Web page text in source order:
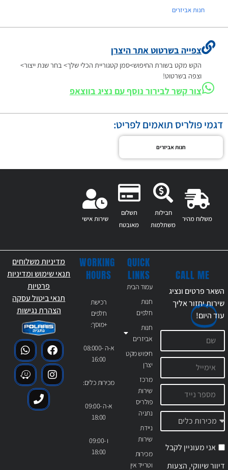
חנות אביזרים
צפייה בשרטוט אתר היצרן
הקש מקט בשורת החיפוש>סמן קטגוריית הכלי שלך> בחר שנת ייצור>
וצפה בשרטוט!
צור קשר לבירור נוסף עם נציג בווצאפ
דגמי פולריס תואמים לפריט:
חנות אביזרים
משלוח מהיר
חבילות
משתלמות
תשלום
מאובטח
שירות אישי
QUICK
LINKS
עמוד הבית
חנות
חלפים
חנות
אביזרים
חיפוש מקט
יצרן
מרכז
שירות
פולריס
נתניה
ניידת
שירות
מכירות
וטרייד אין
WORKING
HOURS
רכישת
חלפים
+מוסך:
א-ה 08:000-
16:00
מכירות כלים:
א-ה 09:00-
18:00
ו 09:00-
18:00
CALL ME
השאר פרטים ונציג
שירות יחזור אליך
עודהיום!
אני מעוניין לקבל
דיוור שיווקי, הצעות
מדיניות משלוחים
תנאי שימוש ומדיניות
פרטיות
תנאי ביטול עסקה
הצהרת נגישות